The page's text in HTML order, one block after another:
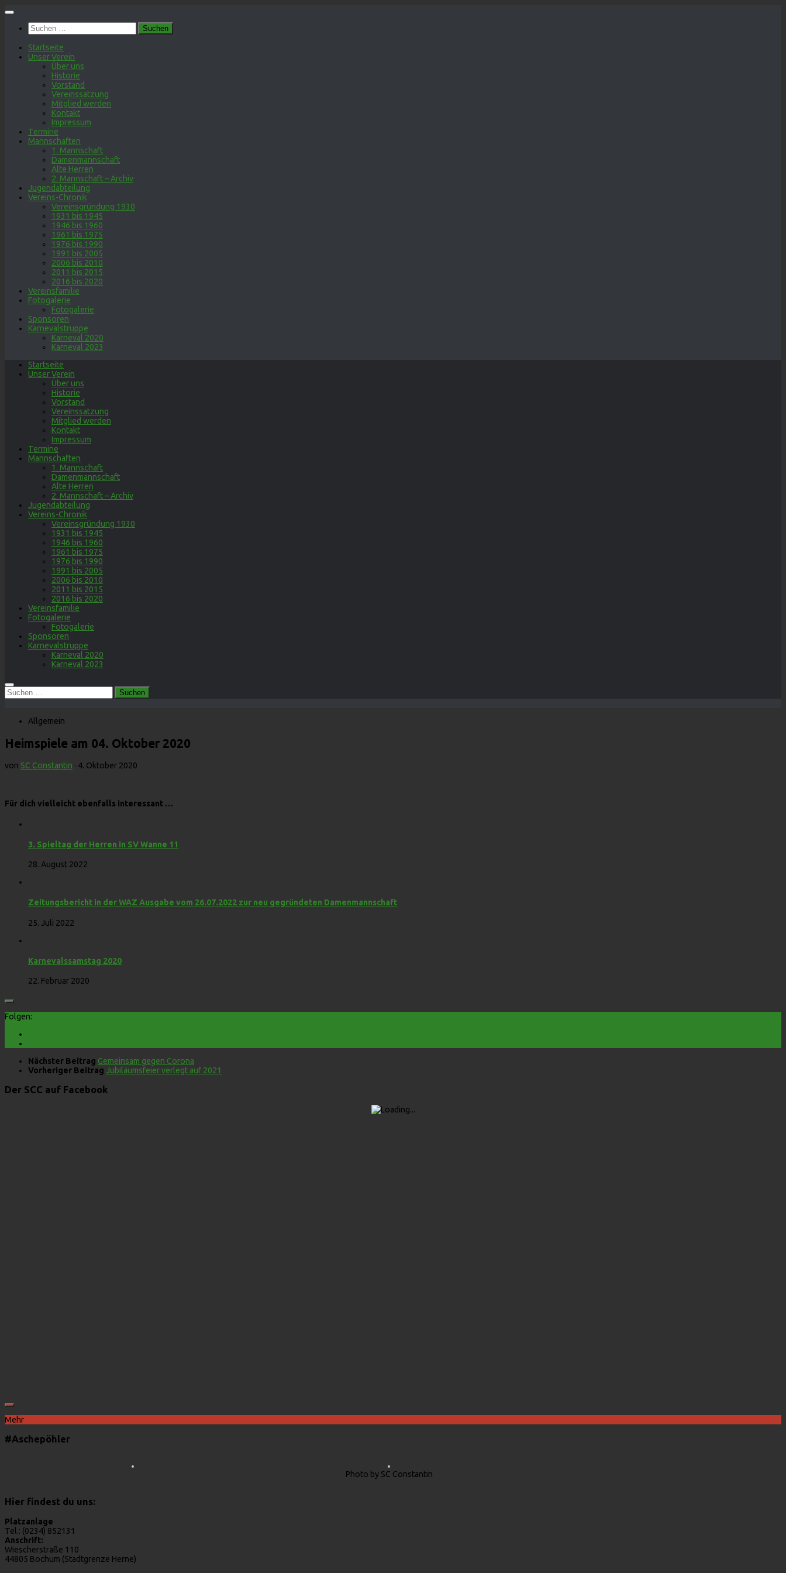
Zum
springenSuchen
nach:
Startseite
Unser Verein
Über uns
Historie
Vorstand
Vereinssatzung
Mitglied werden
Kontakt
Impressum
Termine
Mannschaften
1. Mannschaft
Damenmannschaft
Alte Herren
2. Mannschaft – Archiv
Jugendabteilung
Vereins-Chronik
Vereinsgründung 1930
1931 bis 1945
1946 bis 1960
1961 bis 1975
1976 bis 1990
1991 bis 2005
2006 bis 2010
2011 bis 2015
2016 bis 2020
Vereinsfamilie
Fotogalerie
Fotogalerie
Sponsoren
Karnevalstruppe
Karneval 2020
Karneval 2023
Startseite
Unser Verein
Über uns
Historie
Vorstand
Vereinssatzung
Mitglied werden
Kontakt
Impressum
Termine
Mannschaften
1. Mannschaft
Damenmannschaft
Alte Herren
2. Mannschaft – Archiv
Jugendabteilung
Vereins-Chronik
Vereinsgründung 1930
1931 bis 1945
1946 bis 1960
1961 bis 1975
1976 bis 1990
1991 bis 2005
2006 bis 2010
2011 bis 2015
2016 bis 2020
Vereinsfamilie
Fotogalerie
Fotogalerie
Sponsoren
Karnevalstruppe
Karneval 2020
Karneval 2023
Suchen
nach:
Allgemein
Heimspiele am 04. Oktober 2020
von SC Constantin · 4. Oktober 2020
Für dich vielleicht ebenfalls interessant …
3. Spieltag der Herren in SV Wanne 11
28. August 2022
Zeitungsbericht in der WAZ Ausgabe vom 26.07.2022 zur neu gegründeten Damenmannschaft
25. Juli 2022
Karnevalssamstag 2020
22. Februar 2020
Folgen:
Nächster Beitrag Gemeinsam gegen Corona
Vorheriger Beitrag Jubiläumsfeier verlegt auf 2021
Der SCC auf Facebook
Mehr
#Aschepöhler
Photo by SC Constantin
Hier findest du uns:
Platzanlage
Tel.: (0234) 852131
Anschrift:
Wiescherstraße 110
44805 Bochum (Stadtgrenze Herne)